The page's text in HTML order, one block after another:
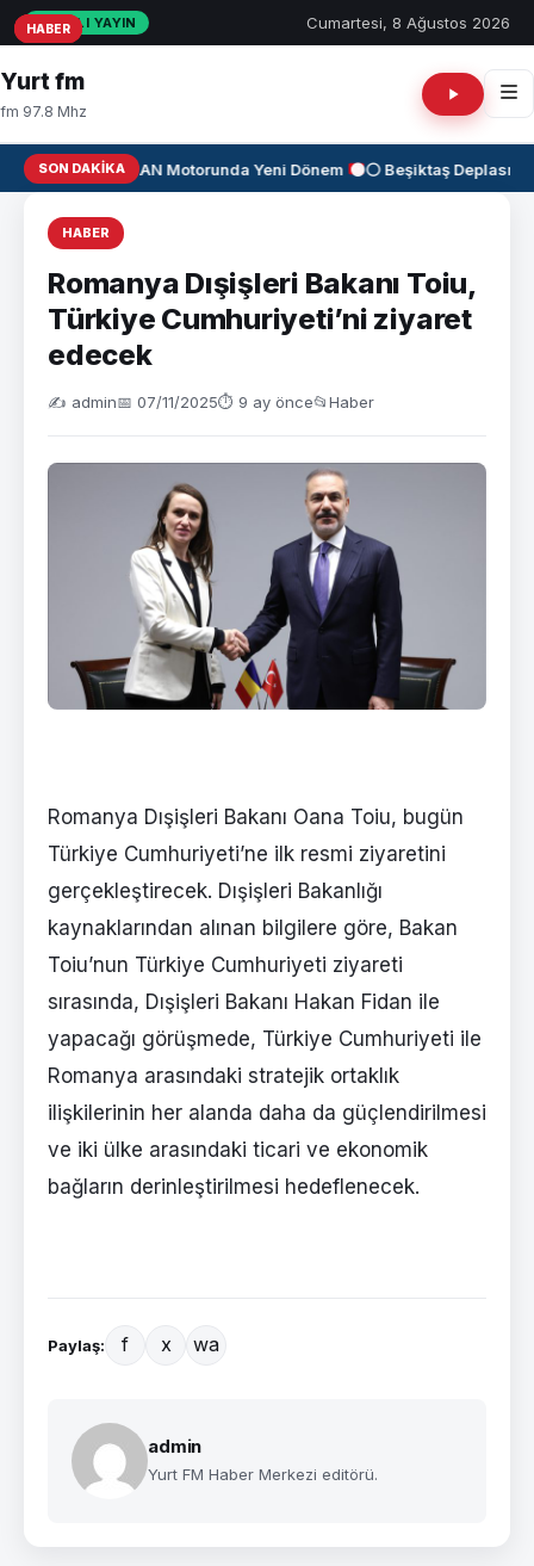
CANLI YAYIN Cumartesi, 8 Ağustos 2026
Yurt fm
fm 97.8 Mhz
SON DAKIKA
✈️KAAN Motorunda Yeni Dönem ⚫⚪ Beşiktaş
HABER
Romanya Dışişleri Bakanı Toiu,
Türkiye Cumhuriyeti’ni ziyaret
edecek
✍️ admin📅 07/11/2025⏱ 9 ay önce📂Haber
Romanya Dışişleri Bakanı Oana Toiu, bugün
Türkiye Cumhuriyeti’ne ilk resmi ziyaretini
gerçekleştirecek. Dışişleri Bakanlığı
kaynaklarından alınan bilgilere göre, Bakan
Toiu’nun Türkiye Cumhuriyeti ziyareti
sırasında, Dışişleri Bakanı Hakan Fidan ile
yapacağı görüşmede, Türkiye Cumhuriyeti ile
Romanya arasındaki stratejik ortaklık
ilişkilerinin her alanda daha da güçlendirilmesi
ve iki ülke arasındaki ticari ve ekonomik
bağların derinleştirilmesi hedeflenecek.
Paylaş: f x wa
admin
Yurt FM Haber Merkezi editörü.
HABER
HABER
HABER